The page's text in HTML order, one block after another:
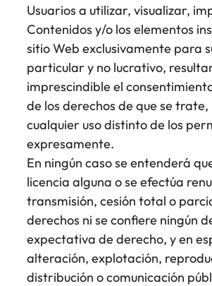
Usuarios a utilizar, visualizar,
Contenidos y/o los elementos
sitio Web exclusivamente para
particular y no lucrativo,
imprescindible el
de los derechos de que se
cualquier uso distinto de los
expresamente.
En ningún caso se entenderá
licencia alguna o se efectúa
transmisión, cesión total o
derechos ni se confiere ningún
expectativa de derecho, y en
alteración, explotación,
distribución o comunicación